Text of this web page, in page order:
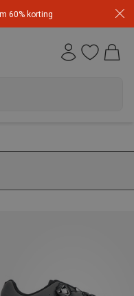
60% korting